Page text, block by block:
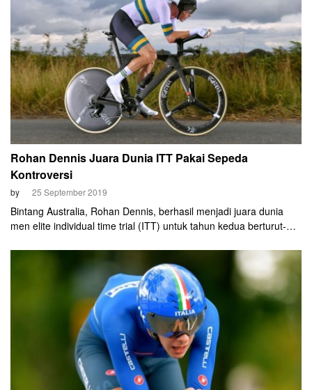
Rohan Dennis Juara Dunia ITT Pakai Sepeda
Kontroversi
by 25 September 2019
Bintang Australia, Rohan Dennis, berhasil menjadi juara dunia
men elite individual time trial (ITT) untuk tahun kedua berturut-